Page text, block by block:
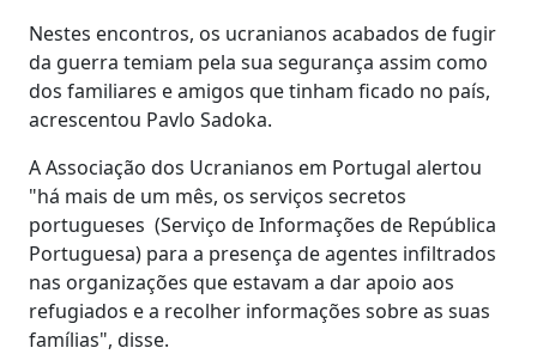
Nestes encontros, os ucranianos acabados de fugir
da guerra temiam pela sua segurança assim como
dos familiares e amigos que tinham ficado no país,
acrescentou Pavlo Sadoka.
A Associação dos Ucranianos em Portugal alertou
"há mais de um mês, os serviços secretos
portugueses (Serviço de Informações de República
Portuguesa) para a presença de agentes infiltrados
nas organizações que estavam a dar apoio aos
refugiados e a recolher informações sobre as suas
famílias", disse.